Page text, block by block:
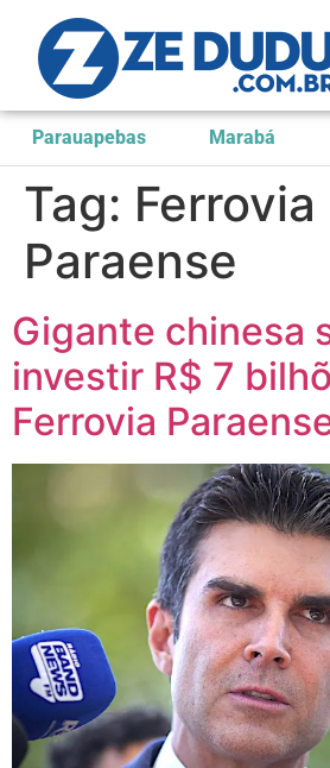
Parauapebas Marabá
Tag: Ferrovia
Paraense
Gigante chinesa
investir R$ 7
Ferrovia